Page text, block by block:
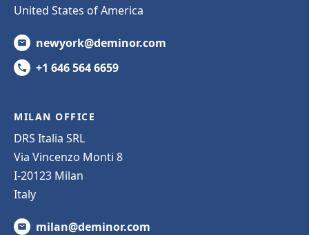
United States of America
newyork@deminor.com
+1 646 564 6659
MILAN OFFICE
DRS Italia SRL
Via Vincenzo Monti 8
I-20123 Milan
Italy
milan@deminor.com